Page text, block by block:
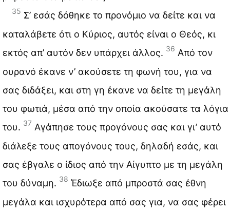
35 Σ’ εσάς δόθηκε το προνόμιο να δείτε και να
καταλάβετε ότι ο Κύριος, αυτός είναι ο Θεός, κι
εκτός απ’ αυτόν δεν υπάρχει άλλος. 36 Από τον
ουρανό έκανε ν’ ακούσετε τη φωνή του, για να
σας διδάξει, και στη γη έκανε να δείτε τη μεγάλη
του φωτιά, μέσα από την οποία ακούσατε τα λόγια
του. 37 Αγάπησε τους προγόνους σας και γι’ αυτό
διάλεξε τους απογόνους τους, δηλαδή εσάς, και
σας έβγαλε ο ίδιος από την Αίγυπτο με τη μεγάλη
του δύναμη. 38 Έδιωξε από μπροστά σας έθνη
μεγάλα και ισχυρότερα από σας για, να σας φέρει